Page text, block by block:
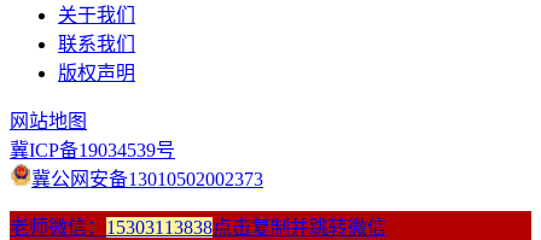
关于我们
联系我们
版权声明
网站地图
冀ICP备19034539号
冀公网安备13010502002373
老师微信： 15303113838点击复制并跳转微信